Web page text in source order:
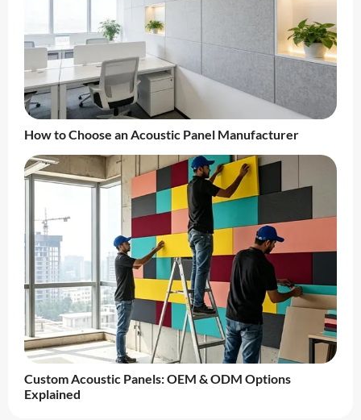
How to Choose an Acoustic Panel Manufacturer
Custom Acoustic Panels: OEM & ODM Options
Explained